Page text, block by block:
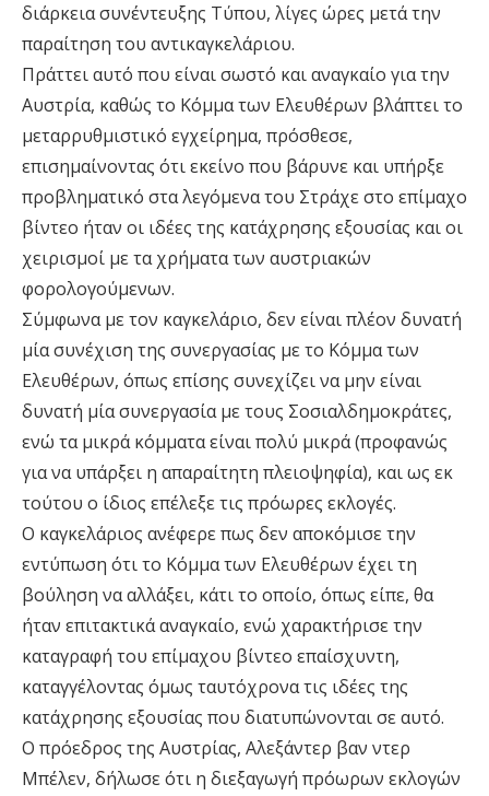
διάρκεια συνέντευξης Τύπου, λίγες ώρες μετά την
παραίτηση του αντικαγκελάριου.
Πράττει αυτό που είναι σωστό και αναγκαίο για την
Αυστρία, καθώς το Κόμμα των Ελευθέρων βλάπτει το
μεταρρυθμιστικό εγχείρημα, πρόσθεσε,
επισημαίνοντας ότι εκείνο που βάρυνε και υπήρξε
προβληματικό στα λεγόμενα του Στράχε στο επίμαχο
βίντεο ήταν οι ιδέες της κατάχρησης εξουσίας και οι
χειρισμοί με τα χρήματα των αυστριακών
φορολογούμενων.
Σύμφωνα με τον καγκελάριο, δεν είναι πλέον δυνατή
μία συνέχιση της συνεργασίας με το Κόμμα των
Ελευθέρων, όπως επίσης συνεχίζει να μην είναι
δυνατή μία συνεργασία με τους Σοσιαλδημοκράτες,
ενώ τα μικρά κόμματα είναι πολύ μικρά (προφανώς
για να υπάρξει η απαραίτητη πλειοψηφία), και ως εκ
τούτου ο ίδιος επέλεξε τις πρόωρες εκλογές.
Ο καγκελάριος ανέφερε πως δεν αποκόμισε την
εντύπωση ότι το Κόμμα των Ελευθέρων έχει τη
βούληση να αλλάξει, κάτι το οποίο, όπως είπε, θα
ήταν επιτακτικά αναγκαίο, ενώ χαρακτήρισε την
καταγραφή του επίμαχου βίντεο επαίσχυντη,
καταγγέλοντας όμως ταυτόχρονα τις ιδέες της
κατάχρησης εξουσίας που διατυπώνονται σε αυτό.
Ο πρόεδρος της Αυστρίας, Αλεξάντερ βαν ντερ
Μπέλεν, δήλωσε ότι η διεξαγωγή πρόωρων εκλογών